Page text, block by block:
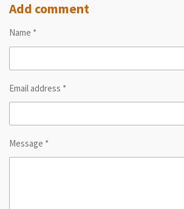
Add comment
Name *
Email address *
Message *